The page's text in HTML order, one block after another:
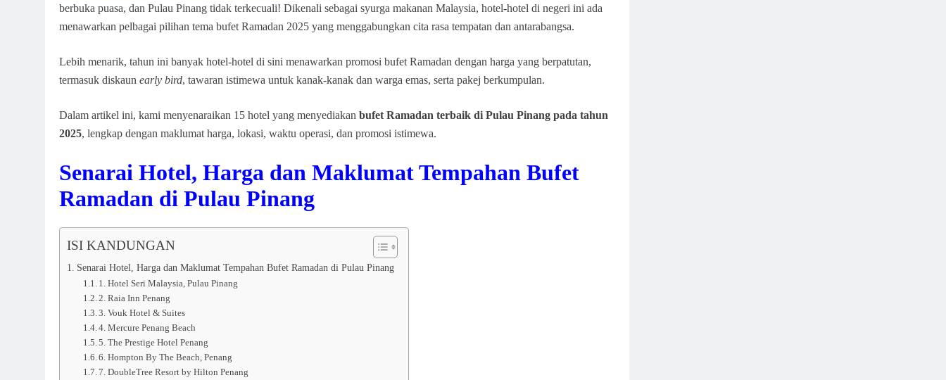
berbuka puasa, dan Pulau Pinang tidak terkecuali! Dikenali sebagai syurga makanan Malaysia, hotel-hotel di negeri ini ada
menawarkan pelbagai pilihan tema bufet Ramadan 2025 yang menggabungkan cita rasa tempatan dan antarabangsa.
Lebih menarik, tahun ini banyak hotel-hotel di sini menawarkan promosi bufet Ramadan dengan harga yang berpatutan,
termasuk diskaun early bird, tawaran istimewa untuk kanak-kanak dan warga emas, serta pakej berkumpulan.
Dalam artikel ini, kami menyenaraikan 15 hotel yang menyediakan bufet Ramadan terbaik di Pulau Pinang pada tahun
2025, lengkap dengan maklumat harga, lokasi, waktu operasi, dan promosi istimewa.
Senarai Hotel, Harga dan Maklumat Tempahan Bufet
Ramadan di Pulau Pinang
ISI KANDUNGAN
Senarai Hotel, Harga dan Maklumat Tempahan Bufet Ramadan di Pulau Pinang
1. Hotel Seri Malaysia, Pulau Pinang
2. Raia Inn Penang
3. Vouk Hotel & Suites
4. Mercure Penang Beach
5. The Prestige Hotel Penang
6. Hompton By The Beach, Penang
7. DoubleTree Resort by Hilton Penang